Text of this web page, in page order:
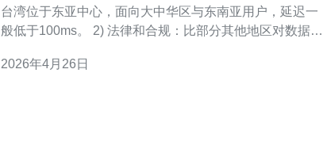
台湾位于东亚中心，面向大中华区与东南亚用户，延迟一
般低于100ms。 2) 法律和合规：比部分其他地区对数据隐
对台澎金马及周边国家的网络路径稳定，适合跨境业务节
2026年4月26日